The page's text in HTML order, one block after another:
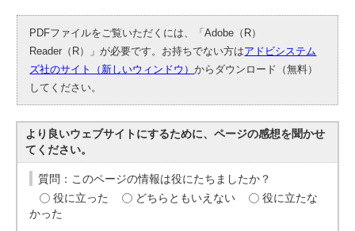
PDFファイルをご覧いただくには、「Adobe（R）
Reader（R）」が必要です。お持ちでない方はアドビシステム
ズ社のサイト（新しいウィンドウ）からダウンロード（無料）
してください。
より良いウェブサイトにするために、ページの感想を聞かせ
てください。
質問：このページの情報は役にたちましたか？
役に立った
どちらともいえない
役に立たな
かった